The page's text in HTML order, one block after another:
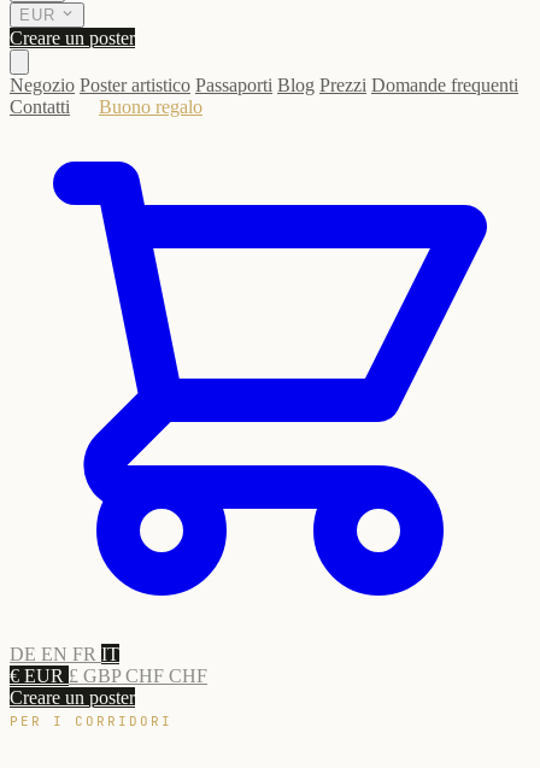
EUR
Creare un poster
Negozio Poster artistico Passaporti Blog Prezzi Domande frequenti
Contatti
Buono regalo
DE EN FR IT
€ EUR £ GBPCHF CHF
Creare un poster
PER I CORRIDORI